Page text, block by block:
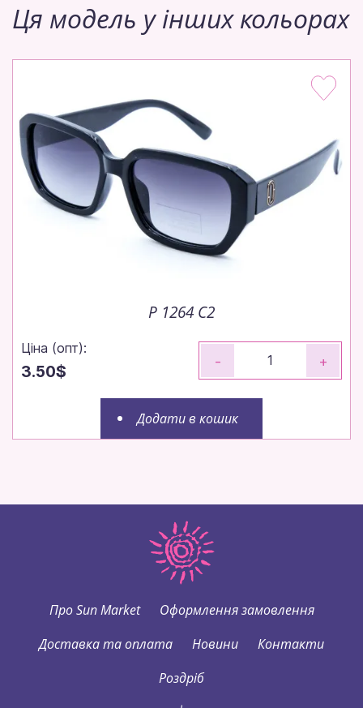
Ця модель у інших кольорах
P 1264 C2
Ціна (опт):
3.50$
- +
Додати в кошик
Про Sun Market
Оформлення замовлення
Доставка та оплата
Новини
Контакти
Роздріб